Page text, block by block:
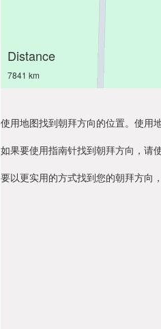
Distance
7841 km
使用地图找到朝拜方向的位置。使用
如果要使用指南针找到朝拜方向，请
要以更实用的方式找到您的朝拜方向